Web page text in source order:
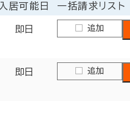
入居可能日 一括請求リスト
即日 追加
即日 追加